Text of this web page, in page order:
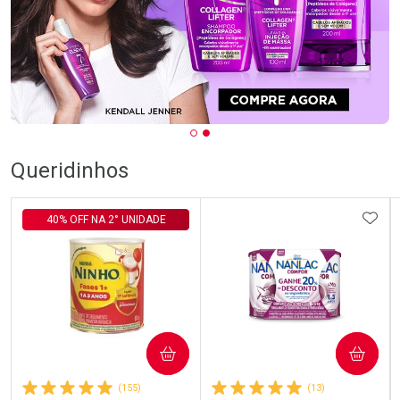
Queridinhos
(155)
40% OFF NA 2° UNIDADE
COMPRAR
(13)
COMPRAR